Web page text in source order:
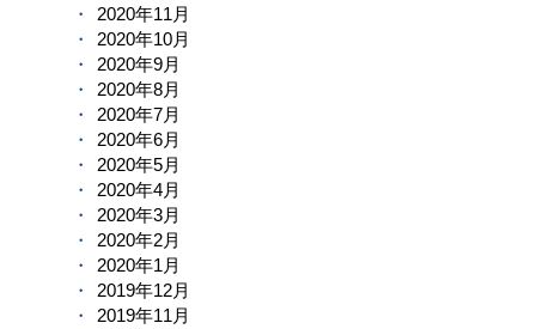
2020年11月
2020年10月
2020年9月
2020年8月
2020年7月
2020年6月
2020年5月
2020年4月
2020年3月
2020年2月
2020年1月
2019年12月
2019年11月